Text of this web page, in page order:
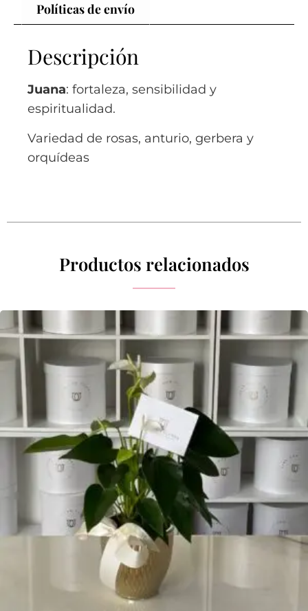
Políticas de envío
Descripción
Juana: fortaleza, sensibilidad y
espiritualidad.
Variedad de rosas, anturio, gerbera y
orquídeas
Productos relacionados